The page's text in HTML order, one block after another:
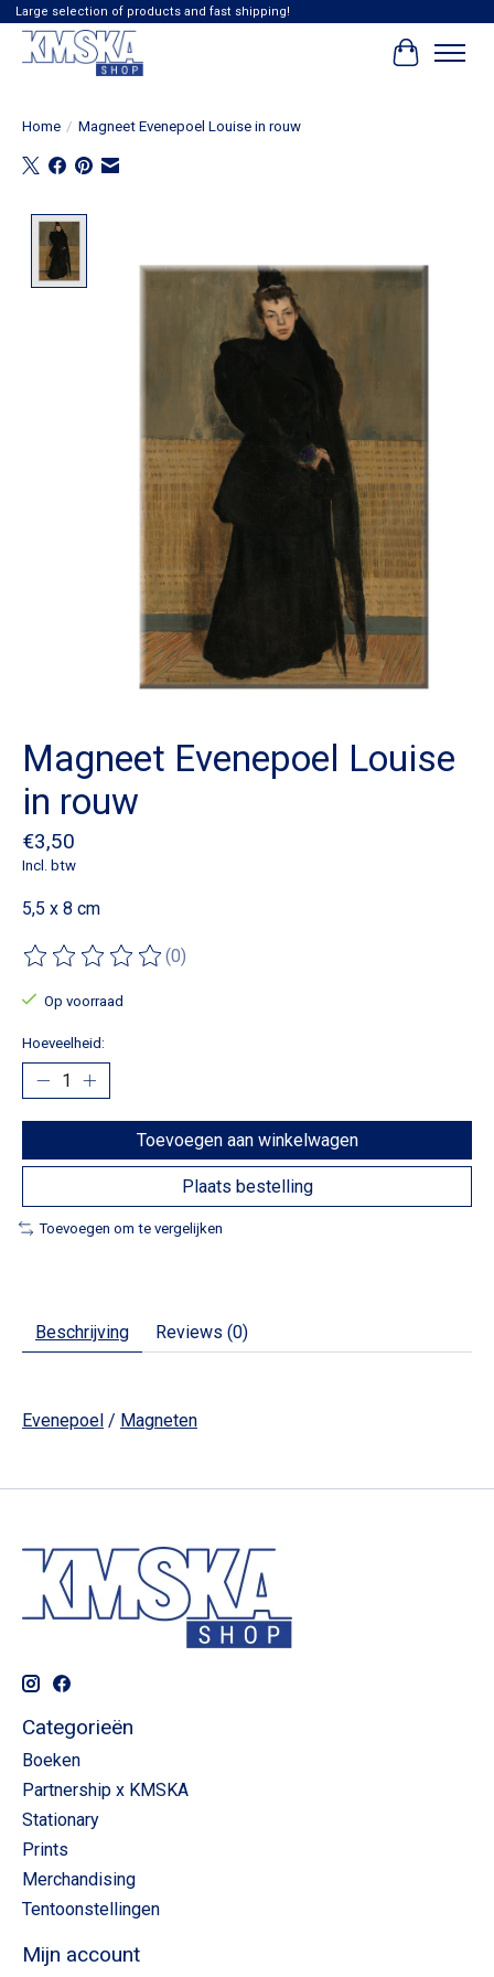
Large selection of products and fast shipping!
Home / Magneet Evenepoel Louise in rouw
Magneet Evenepoel Louise
in rouw
€3,50
Incl. btw
5,5 x 8 cm
De beoordeling van dit product is
(0)
Op voorraad
Hoeveelheid:
Toevoegen aan winkelwagen
Plaats bestelling
Toevoegen om te vergelijken
Beschrijving Reviews (0)
Evenepoel / Magneten
Categorieën
Boeken
Partnership x KMSKA
Stationary
Prints
Merchandising
Tentoonstellingen
Mijn account